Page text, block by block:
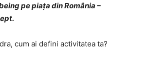
pe piața din România –
cum ai defini activitatea ta?